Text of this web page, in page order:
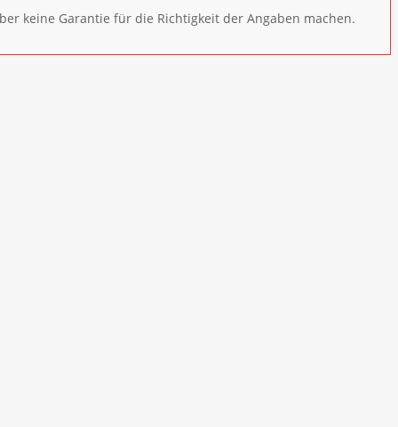
keine Garantie für die Richtigkeit der Angaben machen.